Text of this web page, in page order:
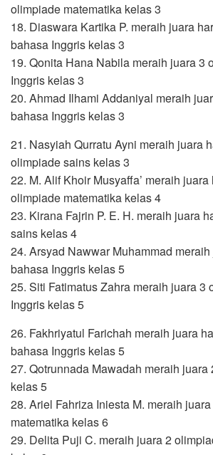
olimpiade matematika kelas 3
18. Diaswara Kartika P. meraih juara
bahasa Inggris kelas 3
19. Qonita Hana Nabila meraih juara 3
Inggris kelas 3
20. Ahmad Ilhami Addaniyal meraih
bahasa Inggris kelas 3
21. Nasyiah Qurratu Ayni meraih juara
olimpiade sains kelas 3
22. M. Alif Khoir Musyaffa’ meraih
olimpiade matematika kelas 4
23. Kirana Fajrin P. E. H. meraih juara
sains kelas 4
24. Arsyad Nawwar Muhammad
bahasa Inggris kelas 5
25. Siti Fatimatus Zahra meraih juara 3
Inggris kelas 5
26. Fakhriyatul Farichah meraih juara
bahasa Inggris kelas 5
27. Qotrunnada Mawadah meraih
kelas 5
28. Ariel Fahriza Iniesta M. meraih
matematika kelas 6
29. Delita Puji C. meraih juara 2